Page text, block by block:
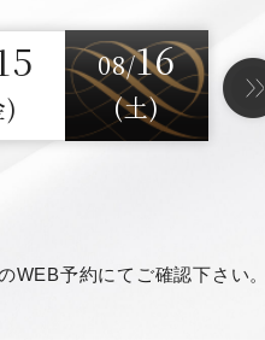
)
08/16
(土)
WEB予約にてご確認下さい。